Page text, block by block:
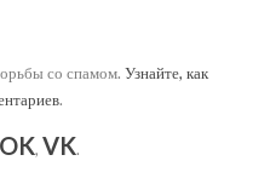
со спамом. Узнайте, как
.
OK, VK.